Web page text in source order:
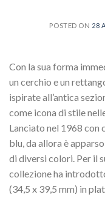
POSTED ON 28
Con la sua forma
un cerchio e un
ispirate all’antica
come icona di stile
Lanciato nel 1968 con
blu, da allora è
di diversi colori. Per il
collezione ha
(34,5 x 39,5 mm) in